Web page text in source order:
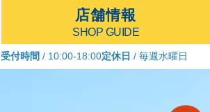
店舗情報
SHOP GUIDE
受付時間 / 10:00-18:00定休日 / 毎週水曜日